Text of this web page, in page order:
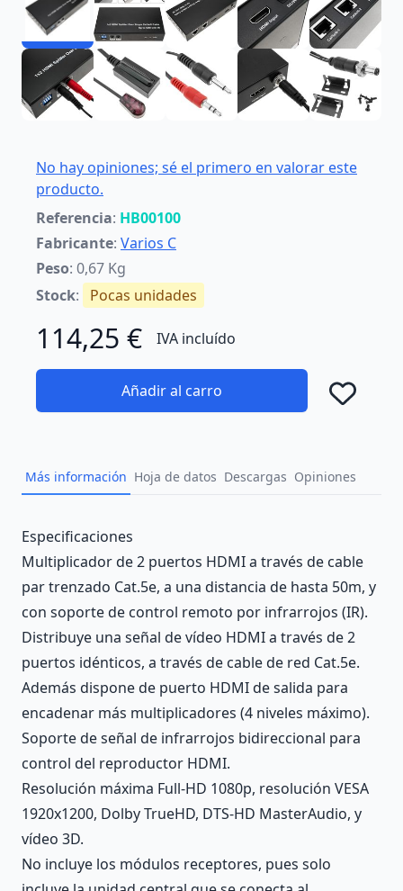
No hay opiniones; sé el primero en valorar este
producto.
Referencia: HB00100
Fabricante: Varios C
Peso: 0,67 Kg
Stock: Pocas unidades
114,25 € IVA incluído
Añadir al carro
Más información Hoja de datos Descargas Opiniones
Description
Especificaciones
Multiplicador de 2 puertos HDMI a través de cable
par trenzado Cat.5e, a una distancia de hasta 50m, y
con soporte de control remoto por infrarrojos (IR).
Distribuye una señal de vídeo HDMI a través de 2
puertos idénticos, a través de cable de red Cat.5e.
Además dispone de puerto HDMI de salida para
encadenar más multiplicadores (4 niveles máximo).
Soporte de señal de infrarrojos bidireccional para
control del reproductor HDMI.
Resolución máxima Full-HD 1080p, resolución VESA
1920x1200, Dolby TrueHD, DTS-HD MasterAudio, y
vídeo 3D.
No incluye los módulos receptores, pues solo